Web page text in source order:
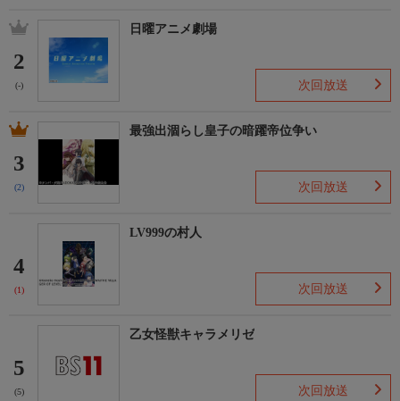
2
(-)
日曜アニメ劇場
次回放送
3
(2)
最強出涸らし皇子の暗躍帝位争い
次回放送
4
(1)
LV999の村人
次回放送
5
(5)
乙女怪獣キャラメリゼ
次回放送